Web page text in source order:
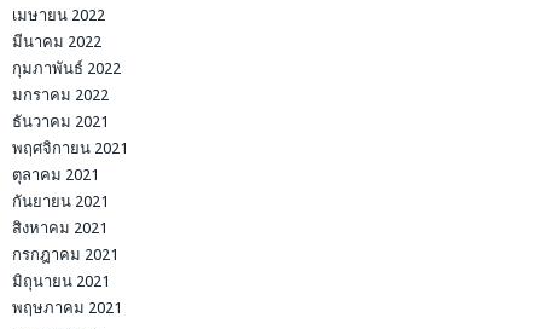
เมษายน 2022
มีนาคม 2022
กุมภาพันธ์ 2022
มกราคม 2022
ธันวาคม 2021
พฤศจิกายน 2021
ตุลาคม 2021
กันยายน 2021
สิงหาคม 2021
กรกฎาคม 2021
มิถุนายน 2021
พฤษภาคม 2021